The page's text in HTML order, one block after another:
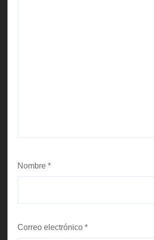
Nombre *
Correo electrónico *